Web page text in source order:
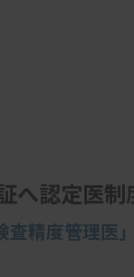
へ認定医
精度管理医」